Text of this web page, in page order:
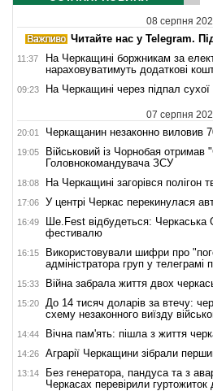
08 серпня
Читайте нас у Telegram.
11:37
На Черкащині боржникам за
нараховуватимуть додаткові
09:23 На Черкащині через підпал
07 серпня
20:01 Черкащанин незаконно виловив
19:05
Військовий із Чорнобая отримав
Головнокомандувача ЗСУ
18:08 На Черкащині загорівся полігон
17:06 У центрі Черкас перекинулася
16:49
Ше.Fest відбудеться:
фестивалю
16:15
Використовували шифри про
адміністратора груп у
15:33 Війна забрала життя двох
15:20
До 14 тисяч доларів за втечу:
схему незаконного виїзду
14:44 Вічна пам'ять: пішла з життя
14:26 Аграрії Черкащини зібрали
13:14
Без генератора, пандуса та з
Черкасах перевірили гуртожиток